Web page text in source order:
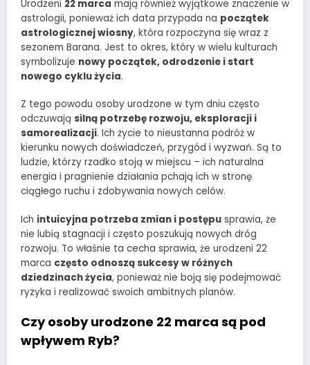
Urodzeni 22 marca mają również wyjątkowe znaczenie w
astrologii, ponieważ ich data przypada na początek
astrologicznej wiosny, która rozpoczyna się wraz z
sezonem Barana. Jest to okres, który w wielu kulturach
symbolizuje nowy początek, odrodzenie i start
nowego cyklu życia.
Z tego powodu osoby urodzone w tym dniu często
odczuwają silną potrzebę rozwoju, eksploracji i
samorealizacji. Ich życie to nieustanna podróż w
kierunku nowych doświadczeń, przygód i wyzwań. Są to
ludzie, którzy rzadko stoją w miejscu – ich naturalna
energia i pragnienie działania pchają ich w stronę
ciągłego ruchu i zdobywania nowych celów.
Ich intuicyjna potrzeba zmian i postępu sprawia, że
nie lubią stagnacji i często poszukują nowych dróg
rozwoju. To właśnie ta cecha sprawia, że urodzeni 22
marca często odnoszą sukcesy w różnych
dziedzinach życia, ponieważ nie boją się podejmować
ryzyka i realizować swoich ambitnych planów.
Czy osoby urodzone 22 marca są pod
wpływem Ryb?